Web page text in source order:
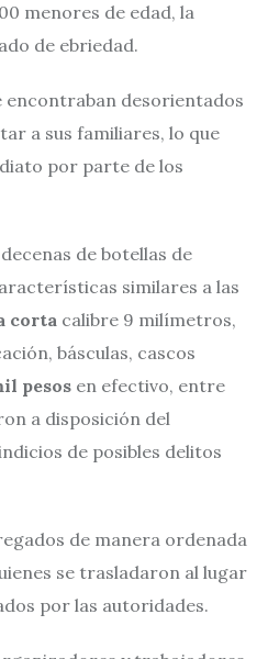
menores de edad, la
de ebriedad.
encontraban desorientados
a sus familiares, lo que
por parte de los
de botellas de
similares a las
corta calibre 9 milímetros,
básculas, cascos
pesos en efectivo, entre
a disposición del
de posibles delitos
de manera ordenada
se trasladaron al lugar
por las autoridades.